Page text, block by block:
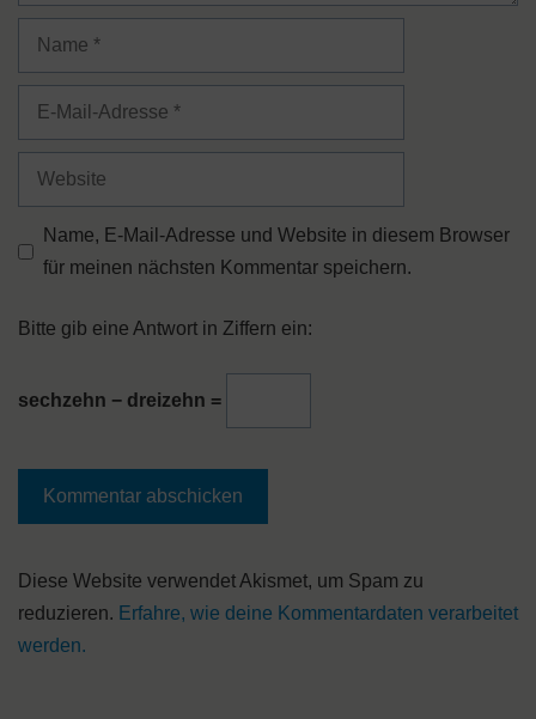
Name
Website
Name, E-Mail-Adresse und Website in diesem Browser
für meinen nächsten Kommentar speichern.
Bitte gib eine Antwort in Ziffern ein:
sechzehn − dreizehn =
A
l
t
Diese Website verwendet Akismet, um Spam zu
reduzieren. Erfahre, wie deine Kommentardaten verarbeitet
werden.